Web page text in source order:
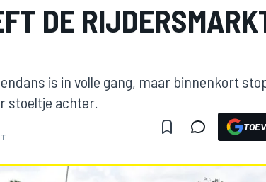
DE
is in volle gang, maar binnenkort
stoeltje achter.